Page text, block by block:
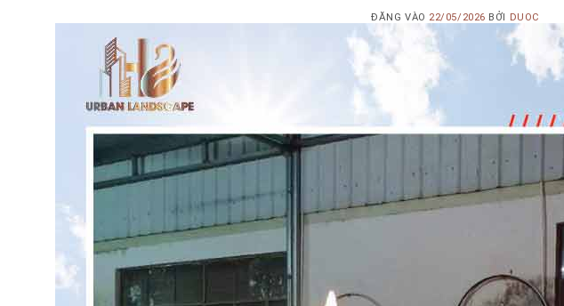
ĐĂNG VÀO 22/05/2026 BỞI DUOC